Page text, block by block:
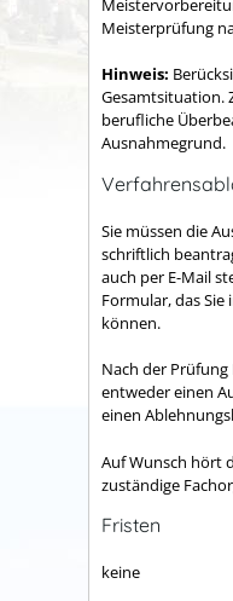
Meisterprüfung
Hinweis:
Gesamtsituation.
berufliche
Ausnahmegrund.
Sie müssen die
schriftlich
auch per E-Mail
Formular, das
können.
Nach der
entweder einen
einen
Auf Wunsch hört
zuständige
Fristen
keine